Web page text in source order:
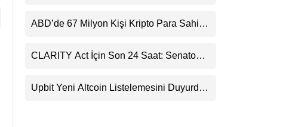
TikTok
Uyarı
ABD’de 67 Milyon Kişi Kripto Para Sahibi:
CLARITY Act İçin Son 24 Saat: Senato
Beklentisini Bozabilir
Upbit Yeni Altcoin Listelemesini Duyurdu: